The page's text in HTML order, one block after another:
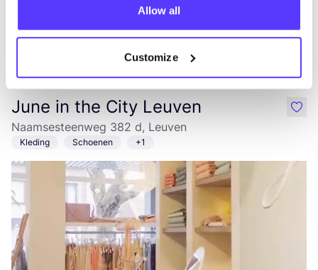
Allow all
Customize
Bezoek webshop
June in the City Leuven
Naamsesteenweg 382 d, Leuven
Kleding Schoenen +1
like